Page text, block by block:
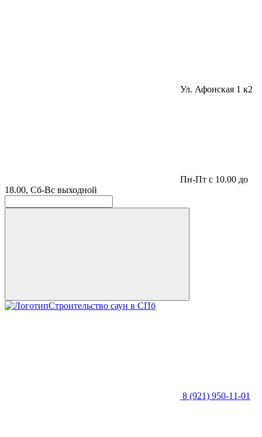
Ул. Афонская 1 к2
Пн-Пт с 10.00 до
18.00, Сб-Вс выходной
Строительство саун в СПб
8 (921) 950-11-01